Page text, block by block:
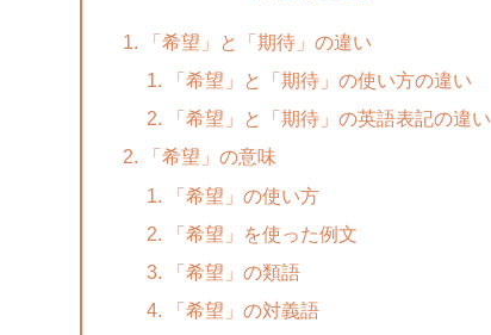
「希望」と「期待」の違い
「希望」と「期待」の使い方の違い
「希望」と「期待」の英語表記の違い
「希望」の意味
「希望」の使い方
「希望」を使った例文
「希望」の類語
「希望」の対義語